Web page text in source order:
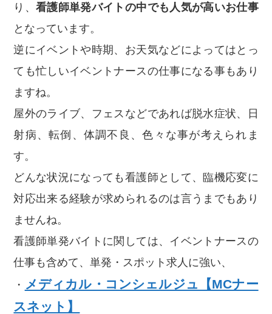
り、看護師単発バイトの中でも人気が高いお仕事
となっています。
逆にイベントや時期、お天気などによってはとっ
ても忙しいイベントナースの仕事になる事もあり
ますね。
屋外のライブ、フェスなどであれば脱水症状、日
射病、転倒、体調不良、色々な事が考えられま
す。
どんな状況になっても看護師として、臨機応変に
対応出来る経験が求められるのは言うまでもあり
ませんね。
看護師単発バイトに関しては、イベントナースの
仕事も含めて、単発・スポット求人に強い、
・ メディカル・コンシェルジュ【MCナー
スネット】